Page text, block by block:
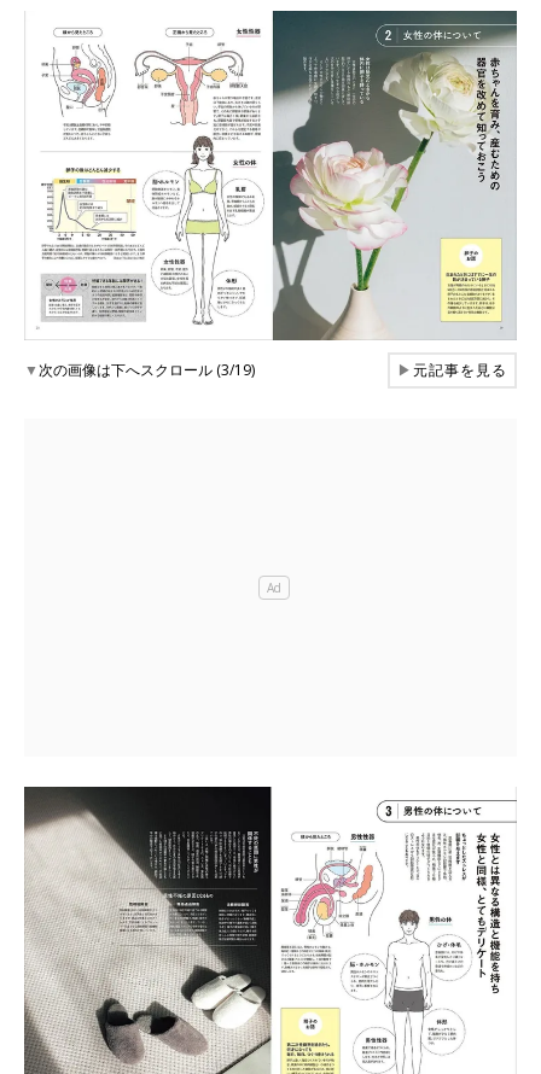
▼次の画像は下へスクロール (3/19) ▶元記事を見る